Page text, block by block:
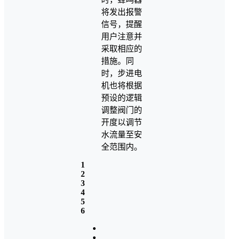
将发出报警
信号，提醒
用户注意并
采取相应的
措施。同
时，步进电
机也将根据
预设的逻辑
调整阀门的
开度以调节
水流量至安
全范围内。
1
2
3
4
5
6